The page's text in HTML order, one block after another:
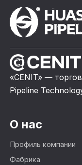
«CENIT» —
Pipeline
О нас
Профиль компании
Фабрика